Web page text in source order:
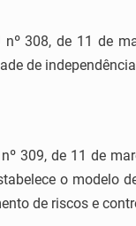
308, de 11 de
de
309, de 11 de
o modelo
de riscos e